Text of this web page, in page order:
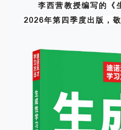
李西营教授编写的《
2026年第四季度出版，敬